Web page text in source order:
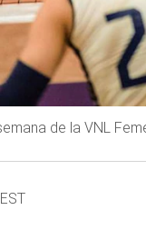
de la VNL